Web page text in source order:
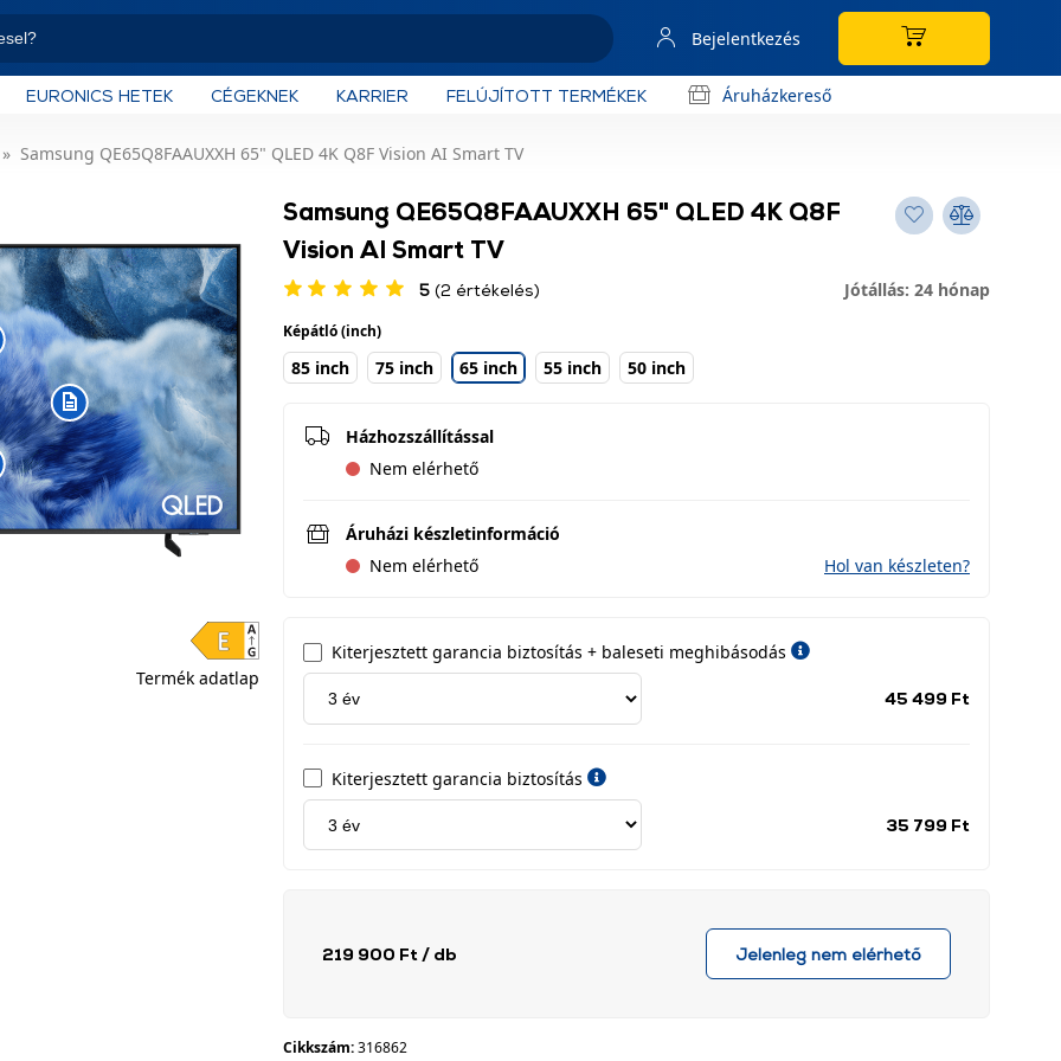
Bejelentkezés
EURONICS HETEK CÉGEKNEK KARRIER FELÚJÍTOTT TERMÉKEK Áruházkereső
Samsung QE65Q8FAAUXXH 65" QLED 4K Q8F Vision AI Smart TV
Termék adatlap
Samsung QE65Q8FAAUXXH 65" QLED 4K Q8F
Vision AI Smart TV
5 (2 értékelés) Jótállás: 24 hónap
Képátló (inch)
85 inch 75 inch 65 inch 55 inch 50 inch
Házhozszállítással
Nem elérhető
Áruházi készletinformáció
Nem elérhető
Hol van készleten?
Kiterjesztett garancia biztosítás + baleseti meghibásodás
időszak
45 499 Ft
Kiterjesztett garancia biztosítás
időszak
35 799 Ft
219 900 Ft / db Jelenleg nem elérhető
Cikkszám:316862